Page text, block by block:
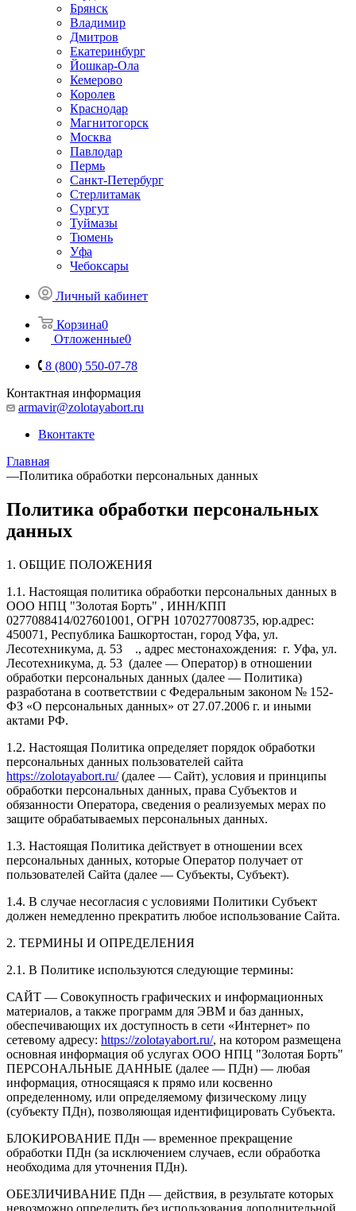
Брянск
Владимир
Дмитров
Екатеринбург
Йошкар-Ола
Кемерово
Королев
Краснодар
Магнитогорск
Москва
Павлодар
Пермь
Санкт-Петербург
Стерлитамак
Сургут
Туймазы
Тюмень
Уфа
Чебоксары
Личный кабинет
Корзина0
Отложенные0
8 (800) 550-07-78
Контактная информация
armavir@zolotayabort.ru
Вконтакте
Главная
—Политика обработки персональных данных
Политика обработки персональных
данных
1. ОБЩИЕ ПОЛОЖЕНИЯ
1.1. Настоящая политика обработки персональных данных в
ООО НПЦ "Золотая Борть" , ИНН/КПП
0277088414/027601001, ОГРН 1070277008735, юр.адрес:
450071, Республика Башкортостан, город Уфа, ул.
Лесотехникума, д. 53 ., адрес местонахождения: г. Уфа, ул.
Лесотехникума, д. 53 (далее — Оператор) в отношении
обработки персональных данных (далее — Политика)
разработана в соответствии с Федеральным законом № 152-
ФЗ «О персональных данных» от 27.07.2006 г. и иными
актами РФ.
1.2. Настоящая Политика определяет порядок обработки
персональных данных пользователей сайта
https://zolotayabort.ru/(далее — Сайт), условия и принципы
обработки персональных данных, права Субъектов и
обязанности Оператора, сведения о реализуемых мерах по
защите обрабатываемых персональных данных.
1.3. Настоящая Политика действует в отношении всех
персональных данных, которые Оператор получает от
пользователей Сайта (далее — Субъекты, Субъект).
1.4. В случае несогласия с условиями Политики Субъект
должен немедленно прекратить любое использование Сайта.
2. ТЕРМИНЫ И ОПРЕДЕЛЕНИЯ
2.1. В Политике используются следующие термины:
САЙТ — Совокупность графических и информационных
материалов, а также программ для ЭВМ и баз данных,
обеспечивающих их доступность в сети «Интернет» по
сетевому адресу: https://zolotayabort.ru/, на котором размещена
основная информация об услугах ООО НПЦ "Золотая Борть"
ПЕРСОНАЛЬНЫЕ ДАННЫЕ (далее — ПДн) — любая
информация, относящаяся к прямо или косвенно
определенному, или определяемому физическому лицу
(субъекту ПДн), позволяющая идентифицировать Субъекта.
БЛОКИРОВАНИЕ ПДн — временное прекращение
обработки ПДн (за исключением случаев, если обработка
необходима для уточнения ПДн).
ОБЕЗЛИЧИВАНИЕ ПДн — действия, в результате которых
невозможно определить без использования дополнительной